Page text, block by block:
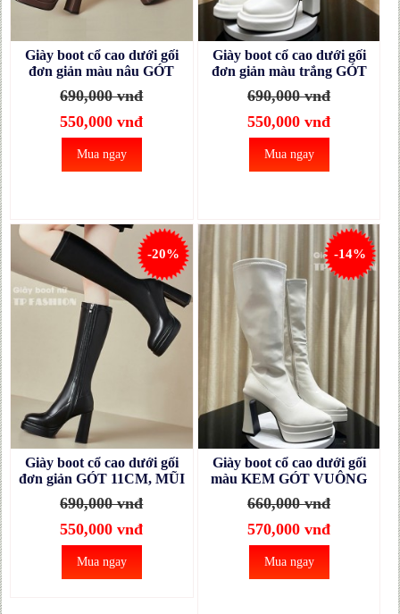
Giày boot cổ cao dưới gối
đơn giản màu nâu GÓT
11CM, MŨI 3CM mũi
vuông hottrend GCC56C
690,000 vnđ
550,000 vnđ
Mua ngay
Giày boot cổ cao dưới gối
đơn giản màu trắng GÓT
11CM, MŨI 3CM mũi
vuông hottrend GCC56B
690,000 vnđ
550,000 vnđ
Mua ngay
-20%
Giày boot cổ cao dưới gối
đơn giản GÓT 11CM, MŨI
3CM mũi vuông hottrend
GCC56A
690,000 vnđ
550,000 vnđ
Mua ngay
-14%
Giày boot cổ cao dưới gối
màu KEM GÓT VUÔNG
10cm, mũi nhọn 2 lớp cân
đối dễ đi GCC54B
660,000 vnđ
570,000 vnđ
Mua ngay